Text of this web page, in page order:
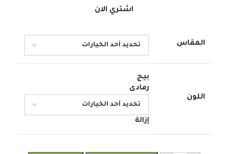
اشتري الان
المقاس
اللون
بيج
رمادى
إزالة